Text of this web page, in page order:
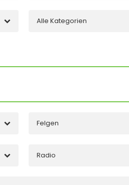
Alle Kategorien
Felgen
Radio